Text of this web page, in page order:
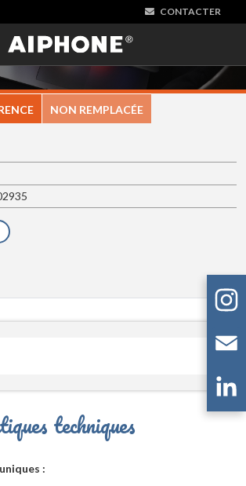
CONTACTER
NON REMPLACÉE
techniques
: